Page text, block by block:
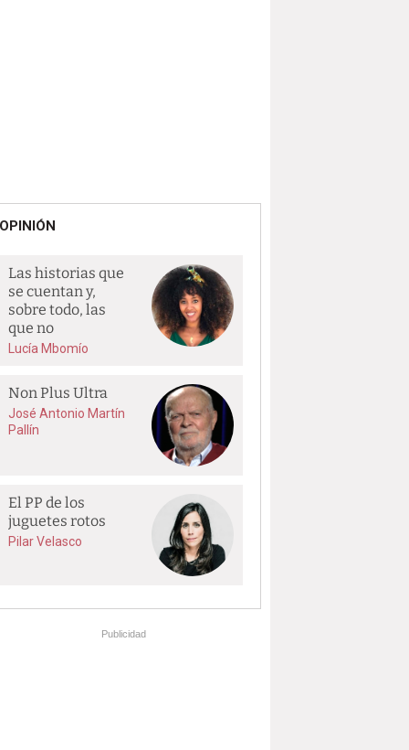
OPINIÓN
Las historias que
se cuentan y,
sobre todo, las
que no
Lucía Mbomío
Non Plus Ultra
José Antonio Martín
Pallín
El PP de los
juguetes rotos
Pilar Velasco
Publicidad